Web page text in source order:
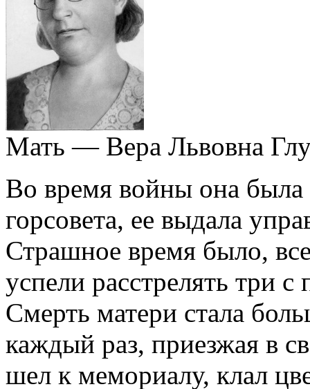
Мать — Вера Львовна
Во время войны она
горсовета, ее выдала
Страшное время было,
успели расстрелять три
Смерть матери стала
каждый раз, приезжая в
шел к мемориалу, клал